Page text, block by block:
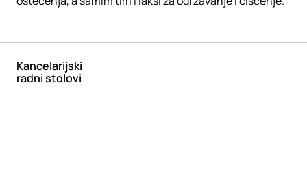
Kancelarijski
radni stolovi